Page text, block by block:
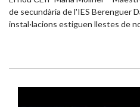
de secundària de l'IES Berenguer
instal·lacions estiguen llestes de